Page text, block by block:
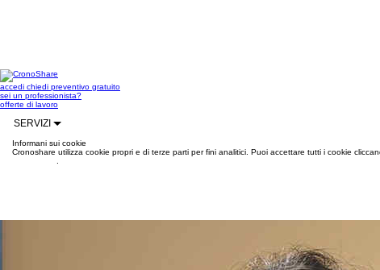
accedi chiedi preventivo gratuito
sei un professionista?
offerte di lavoro
SERVIZI
Informani sui cookie
Cronoshare utilizza cookie propri e di terze parti per fini analitici. Puoi accettare tutti i cookie